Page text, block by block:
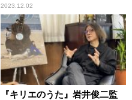
2023.12.02
『キリエのうた』岩井俊二監